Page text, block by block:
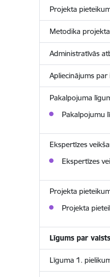
Projekta
Metodika
Administratīvās
Apliecinājums
Pakalpojuma
Pakalpojumu
Ekspertīzes
Ekspertīzes
Projekta
Projekta
Līgums par
Līguma 1.